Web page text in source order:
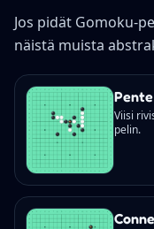
Jos pidät Gomoku-
näistä muista
Pente
Viisi
pelin.